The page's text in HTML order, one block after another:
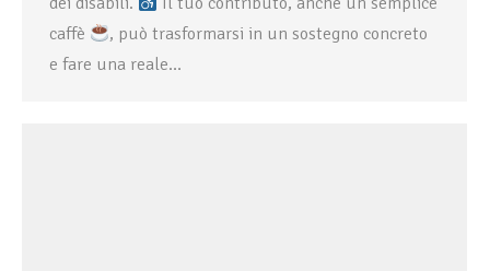
caffè
, può trasformarsi in un sostegno concreto
e fare una reale…